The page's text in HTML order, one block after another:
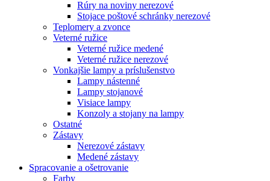
Rúry na noviny nerezové
Stojace poštové schránky nerezové
Teplomery a zvonce
Veterné ružice
Veterné ružice medené
Veterné ružice nerezové
Vonkajšie lampy a príslušenstvo
Lampy nástenné
Lampy stojanové
Visiace lampy
Konzoly a stojany na lampy
Ostatné
Zástavy
Nerezové zástavy
Medené zástavy
Spracovanie a ošetrovanie
Farby